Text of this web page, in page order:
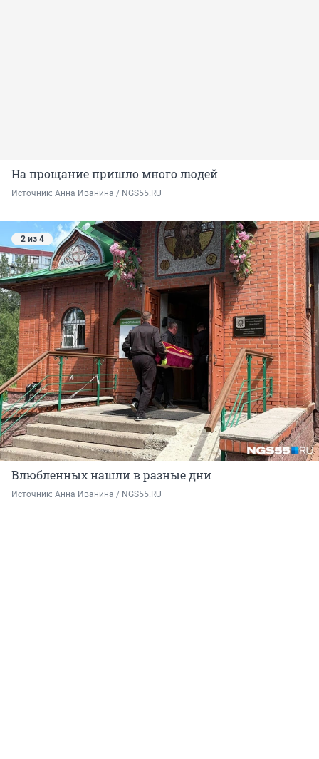
На прощание пришло много людей
Источник: Анна Иванина / NGS55.RU
2 из 4
Влюбленных нашли в разные дни
Источник: Анна Иванина / NGS55.RU